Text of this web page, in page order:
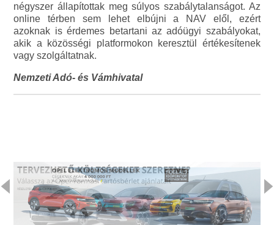
négyszer állapítottak meg súlyos szabálytalanságot. Az
online térben sem lehet elbújni a NAV elől, ezért
azoknak is érdemes betartani az adóügyi szabályokat,
akik a közösségi platformokon keresztül értékesítenek
vagy szolgáltatnak.
Nemzeti Adó- és Vámhivatal